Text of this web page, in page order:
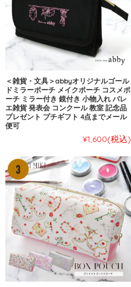
＜雑貨・文具＞abbyオリジナルゴール
ドミラーポーチ メイクポーチ コスメポ
ーチ ミラー付き 鏡付き 小物入れ バレ
エ雑貨 発表会 コンクール 教室 記念品
プレゼント プチギフト 4点までメール
便可
¥1,600(税込)